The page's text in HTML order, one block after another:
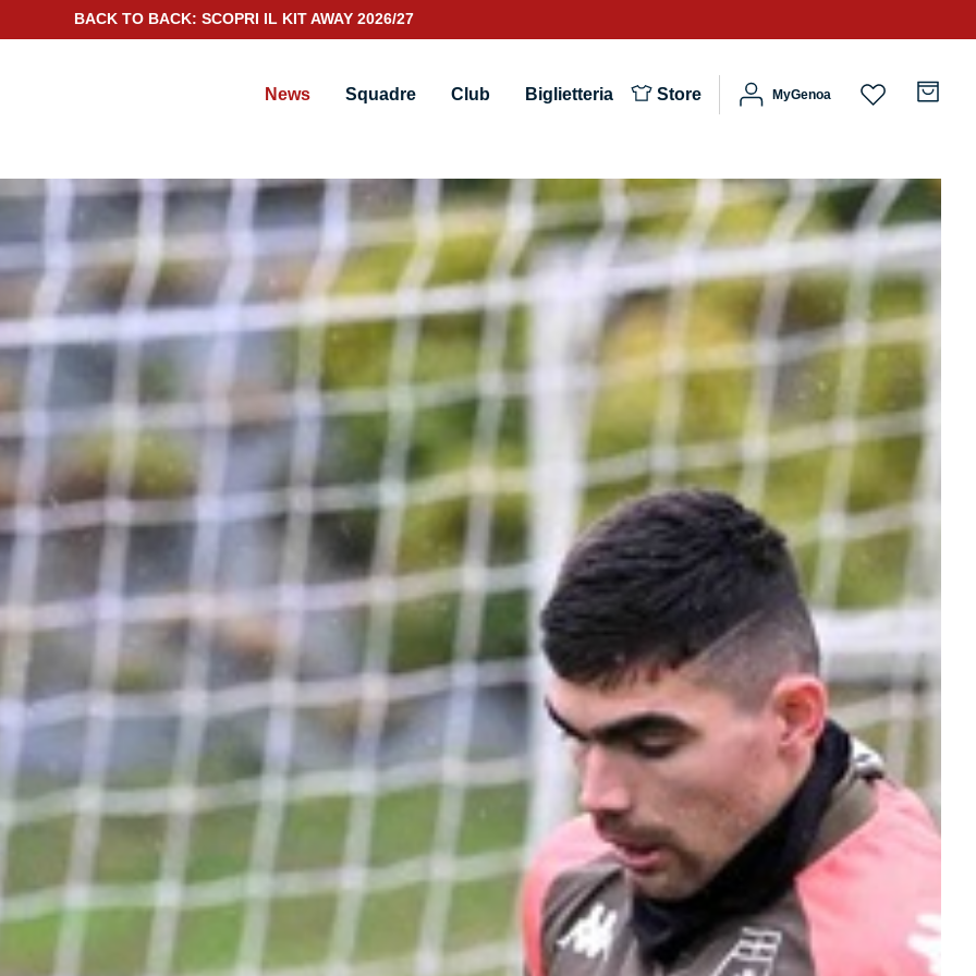
SCOPRI IL NUOVO KIT PORTIERE 2026/27
News Squadre Club Biglietteria Store MyGenoa